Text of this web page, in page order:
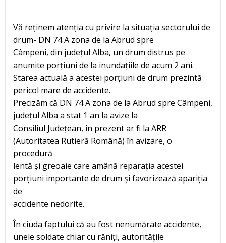
Vă reținem atenția cu privire la situația sectorului de
drum- DN 74 A zona de la Abrud spre
Câmpeni, din județul Alba, un drum distrus pe
anumite porțiuni de la inundațiile de acum 2 ani.
Starea actuală a acestei porțiuni de drum prezintă
pericol mare de accidente.
Precizăm că DN 74 A zona de la Abrud spre Câmpeni,
județul Alba a stat 1 an la avize la
Consiliul Județean, în prezent ar fi la ARR
(Autoritatea Rutieră Română) în avizare, o
procedură
lentă și greoaie care amână reparația acestei
porțiuni importante de drum și favorizează apariția
de
accidente nedorite.
În ciuda faptului că au fost nenumărate accidente,
unele soldate chiar cu răniți, autoritățile